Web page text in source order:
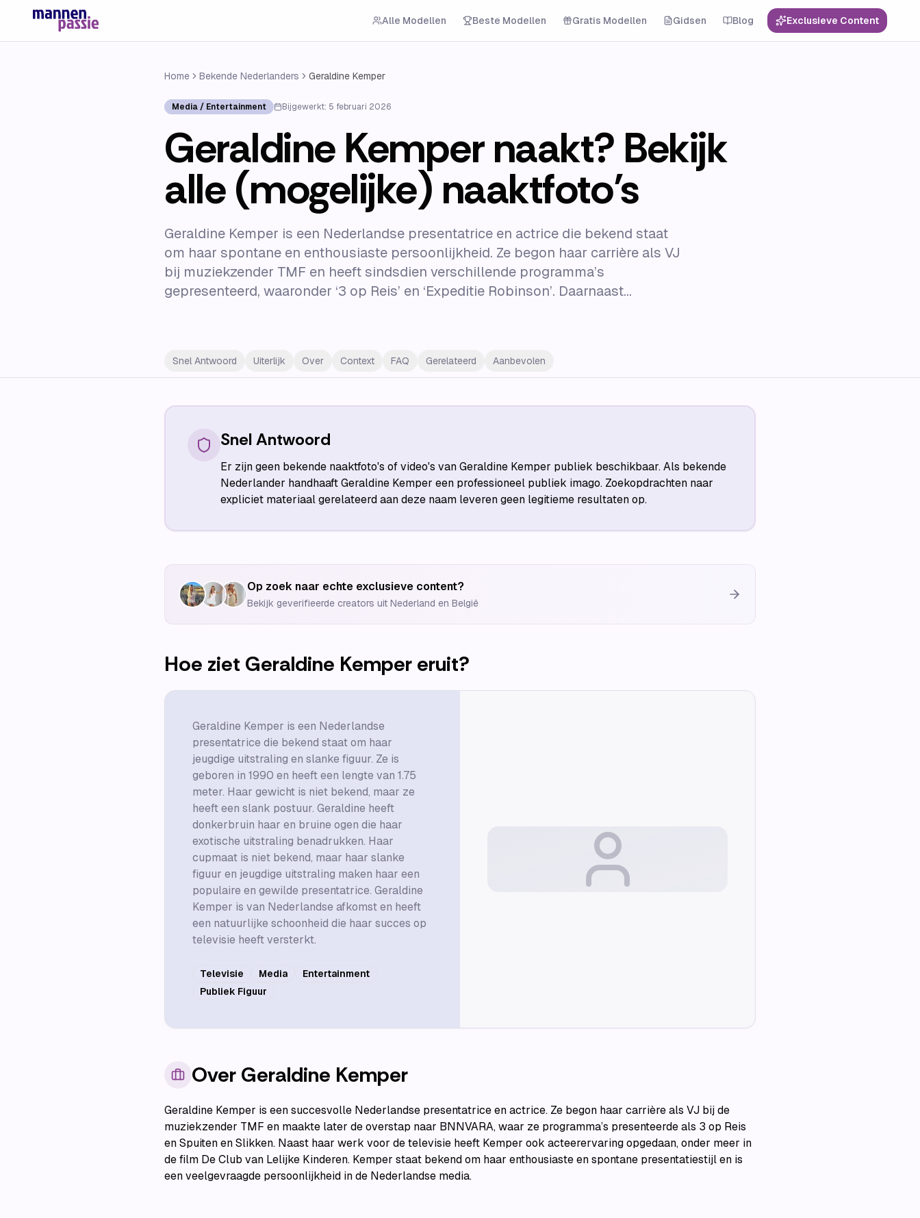
Alle Modellen Beste Modellen Gratis Modellen Gidsen Blog Exclusieve Content
Home Bekende Nederlanders Geraldine Kemper
Media / Entertainment Bijgewerkt: 5 februari 2026
Geraldine Kemper naakt? Bekijk
alle (mogelijke) naaktfoto’s
Geraldine Kemper is een Nederlandse presentatrice en actrice die bekend staat
om haar spontane en enthousiaste persoonlijkheid. Ze begon haar carrière als VJ
bij muziekzender TMF en heeft sindsdien verschillende programma’s
gepresenteerd, waaronder ‘3 op Reis’ en ‘Expeditie Robinson’. Daarnaast...
Snel Antwoord Uiterlijk Over Context FAQ Gerelateerd Aanbevolen
Snel Antwoord
Er zijn geen bekende naaktfoto's of video's van Geraldine Kemper publiek beschikbaar. Als bekende
Nederlander handhaaft Geraldine Kemper een professioneel publiek imago. Zoekopdrachten naar
expliciet materiaal gerelateerd aan deze naam leveren geen legitieme resultaten op.
Op zoek naar echte exclusieve content?
Bekijk geverifieerde creators uit Nederland en België
Hoe ziet Geraldine Kemper eruit?
Geraldine Kemper is een Nederlandse
presentatrice die bekend staat om haar
jeugdige uitstraling en slanke figuur. Ze is
geboren in 1990 en heeft een lengte van 1.75
meter. Haar gewicht is niet bekend, maar ze
heeft een slank postuur. Geraldine heeft
donkerbruin haar en bruine ogen die haar
exotische uitstraling benadrukken. Haar
cupmaat is niet bekend, maar haar slanke
figuur en jeugdige uitstraling maken haar een
populaire en gewilde presentatrice. Geraldine
Kemper is van Nederlandse afkomst en heeft
een natuurlijke schoonheid die haar succes op
televisie heeft versterkt.
Televisie Media
Entertainment
Publiek Figuur
Over Geraldine Kemper
Geraldine Kemper is een succesvolle Nederlandse presentatrice en actrice. Ze begon haar carrière als VJ bij de
muziekzender TMF en maakte later de overstap naar BNNVARA, waar ze programma’s presenteerde als 3 op Reis
en Spuiten en Slikken. Naast haar werk voor de televisie heeft Kemper ook acteerervaring opgedaan, onder meer in
de film De Club van Lelijke Kinderen. Kemper staat bekend om haar enthousiaste en spontane presentatiestijl en is
een veelgevraagde persoonlijkheid in de Nederlandse media.